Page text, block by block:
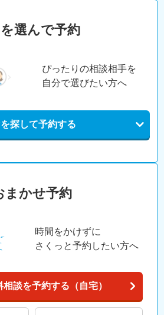
選んで予約
ぴったりの相談相手を
自分で選びたい方へ
を探して予約する
まかせ予約
時間をかけずに
さくっと予約したい方へ
談を予約する（自宅）